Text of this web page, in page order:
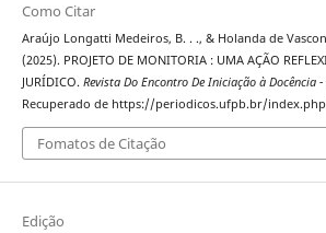
Como Citar
Araújo Longatti Medeiros, B. . ., & Holanda de
(2025). PROJETO DE MONITORIA : UMA AÇÃO
JURÍDICO. Revista Do Encontro De Iniciação à Docência -
Recuperado de https://periodicos.ufpb.br/
Fomatos de Citação
Edição